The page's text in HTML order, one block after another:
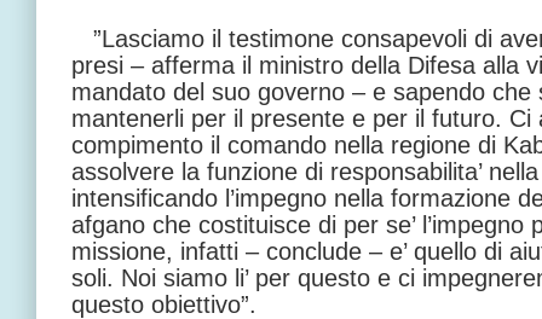
”Lasciamo il testimone consapevoli di
presi – afferma il ministro della Difesa alla
mandato del suo governo – e sapendo che
mantenerli per il presente e per il futuro.
compimento il comando nella regione di
assolvere la funzione di responsabilita’
intensificando l’impegno nella formazione
afgano che costituisce di per se’ l’impegno
missione, infatti – conclude – e’ quello di
soli. Noi siamo li’ per questo e ci
questo obiettivo”.